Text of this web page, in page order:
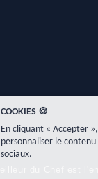
COOKIES 🍪
En cliquant « Accepter
personnaliser le
sociaux.